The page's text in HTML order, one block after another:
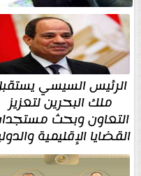
الرئيس السيسي
ملك البحرين لتعزيز
التعاون وبحث
القضايا الإقليمية